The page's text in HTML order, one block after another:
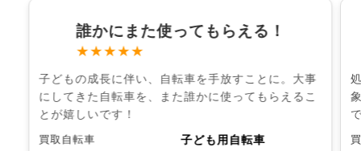
誰かにまた使ってもらえる！
★★★★★
子どもの成長に伴い、自転車を手放すことに。大事
にしてきた自転車を、また誰かに使ってもらえるこ
とが嬉しいです！
買取自転車 子ども用自転車